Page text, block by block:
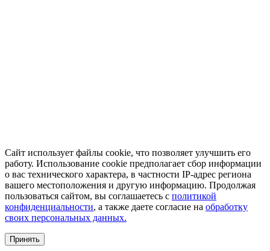
Сайт использует файлы cookie, что позволяет улучшить его
работу. Использование cookie предполагает сбор информации
о вас технического характера, в частности IP-адрес региона
вашего местоположения и другую информацию. Продолжая
пользоваться сайтом, вы соглашаетесь с политикой
конфиденциальности, а также даете согласие на обработку
своих персональных данных.
Принять